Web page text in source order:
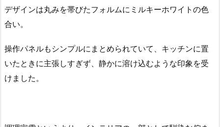
デザインは丸みを帯びたフォルムにミルキーホワイトの色
合い。
操作パネルもシンプルにまとめられていて、キッチンに置
いたときに主張しすぎず、静かに溶け込むような印象を受
けました。